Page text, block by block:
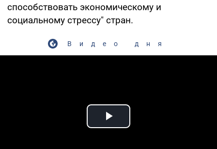
способствовать экономическому и
социальному стрессу" стран.
Видео дня
Play Video